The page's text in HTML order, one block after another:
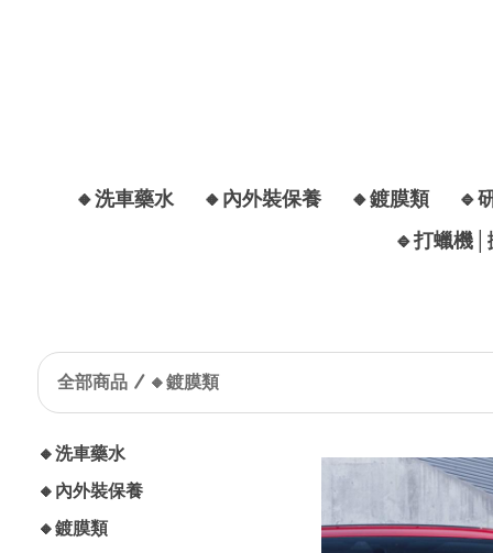
🔸洗車藥水 🔸內外裝保養 🔸鍍膜類
🔹
🔹打蠟機
全部商品 🔸鍍膜類
🔸洗車藥水
🔸內外裝保養
🔸鍍膜類